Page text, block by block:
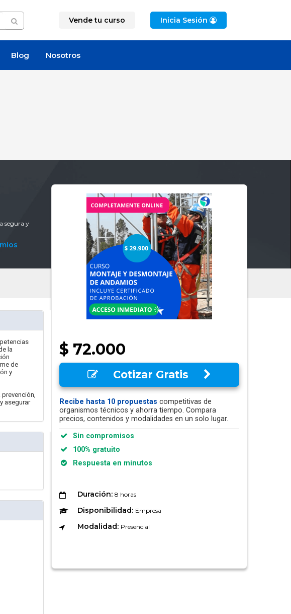
Vende tu curso Inicia Sesión
Blog Nosotros
segura y
$ 72.000
Cotizar Gratis
Recibe hasta 10 propuestas competitivas de
organismos técnicos y ahorra tiempo. Compara
precios, contenidos y modalidades en un solo lugar.
Sin compromisos
100% gratuito
Respuesta en minutos
Duración: 8 horas
Disponibilidad: Empresa
Modalidad: Presencial
la
de
y
asegurar